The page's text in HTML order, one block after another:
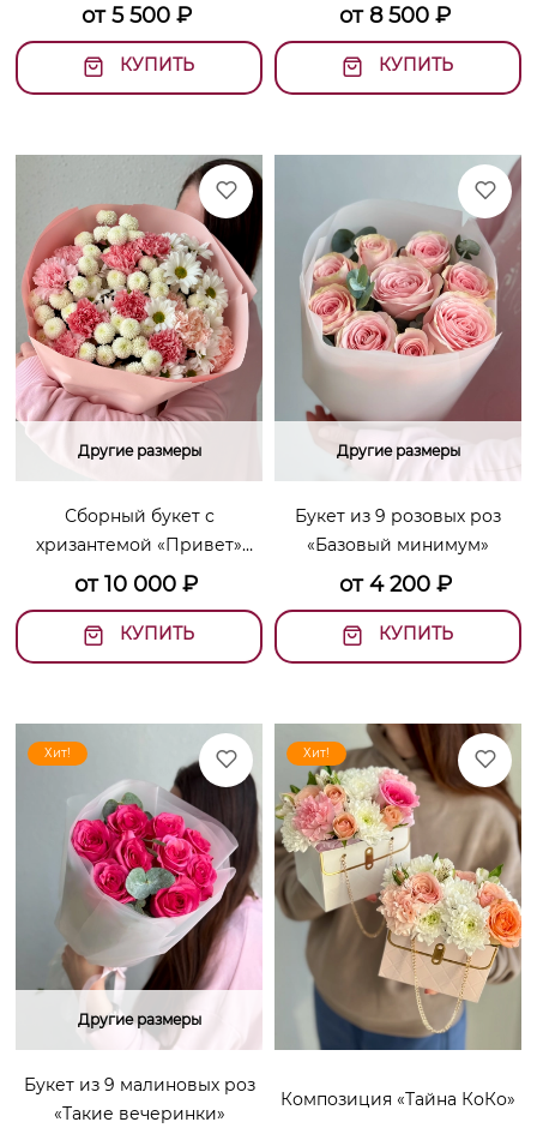
от5 500₽
КУПИТЬ
от8 500 ₽
КУПИТЬ
Другие размеры
Сборный букет с
хризантемой «Привет»
размер L
от10 000 ₽
КУПИТЬ
Другие размеры
Букет из 9 розовых роз
«Базовый минимум»
от4 200₽
КУПИТЬ
Хит!
Другие размеры
Букет из 9 малиновых роз
«Такие вечеринки»
Хит!
Композиция «Тайна КоКо»